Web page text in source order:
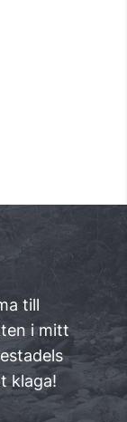
till
i mitt
klaga!